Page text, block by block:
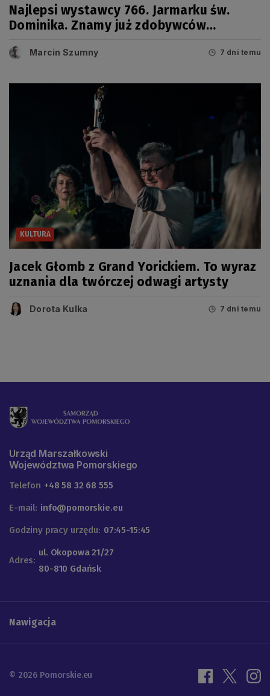
Najlepsi wystawcy 766. Jarmarku św.
Dominika. Znamy już zdobywców
Marcin Szumny 7 dni temu
KULTURA
Jacek Głomb z Grand Yorickiem. To wyraz
uznania dla twórczej odwagi artysty
Dorota Kulka 7 dni temu
Urząd Marszałkowski
Województwa Pomorskiego
Telefon +48 58 32 68 555
E-mail: info@pomorskie.eu
Godziny pracy urzędu: 07:45-15:45
Adres:
ul. Okopowa 21/27
80-810 Gdańsk
Nawigacja
© 2026 Pomorskie.eu